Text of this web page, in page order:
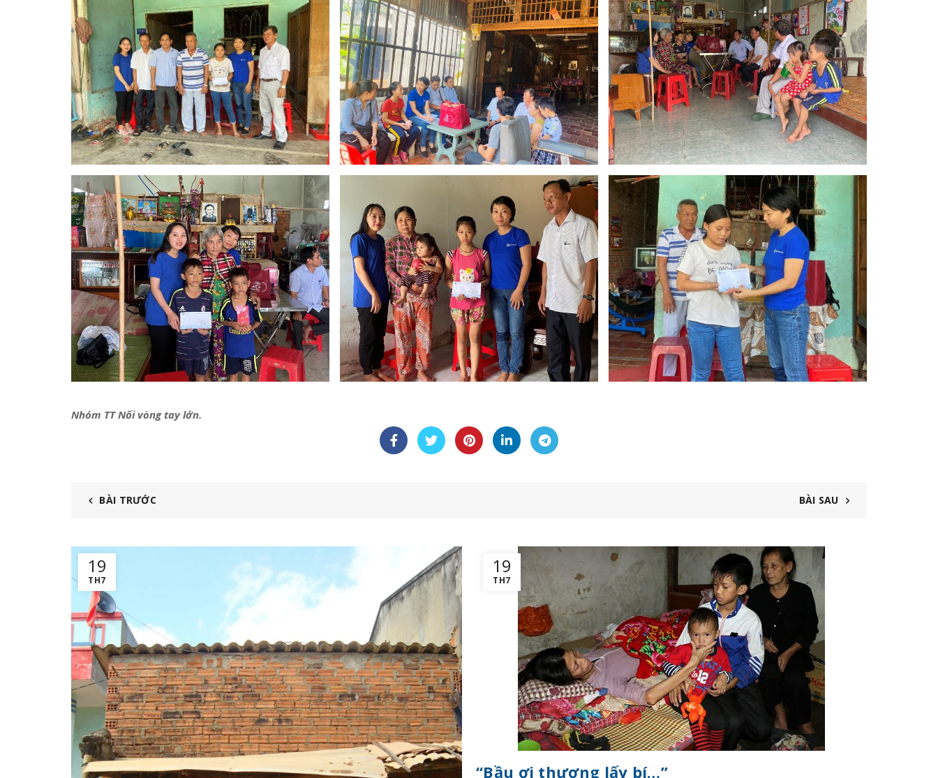
Nhóm TT Nối vòng tay lớn.
BÀI TRƯỚC BÀI SAU
19
TH7
19
TH7
“Bầu ơi thương lấy bí…”